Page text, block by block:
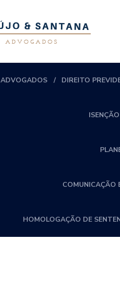
ADVOGADOS DIREITO
COMUNICAÇÃO
HOMOLOGAÇÃO DE